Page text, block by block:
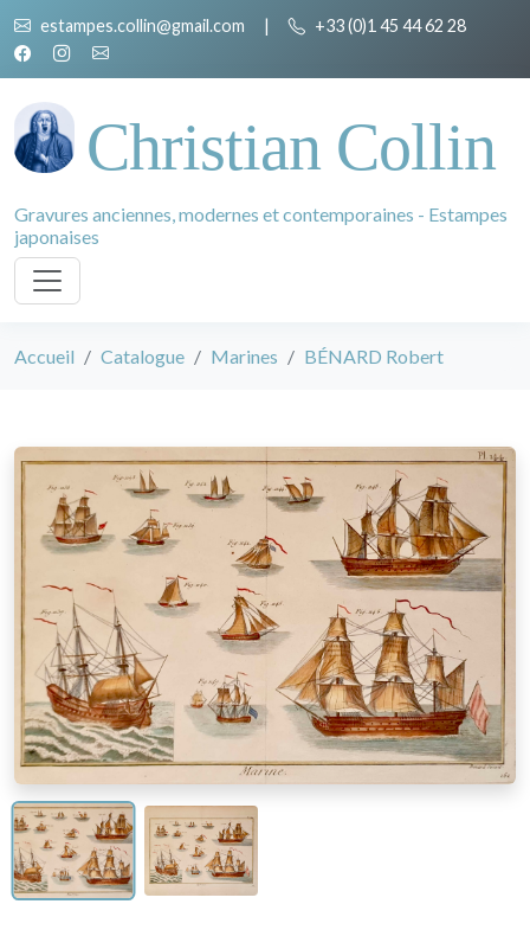
estampes.collin@gmail.com | +33 (0)1 45 44 62 28
Christian Collin
Gravures anciennes, modernes et contemporaines - Estampes
japonaises
Accueil Catalogue Marines BÉNARD Robert